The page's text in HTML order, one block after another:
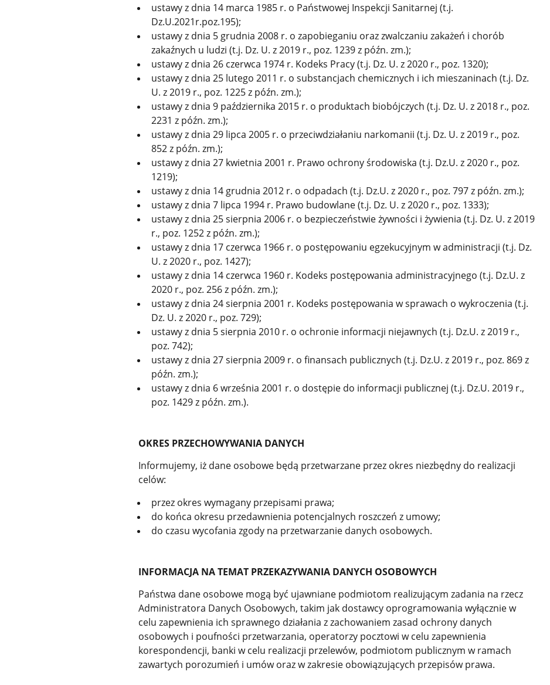
ustawy z dnia 14 marca 1985 r. o Państwowej Inspekcji Sanitarnej (t.j.
Dz.U.2021r.poz.195);
ustawy z dnia 5 grudnia 2008 r. o zapobieganiu oraz zwalczaniu zakażeń i chorób
zakaźnych u ludzi (t.j. Dz. U. z 2019 r., poz. 1239 z późn. zm.);
ustawy z dnia 26 czerwca 1974 r. Kodeks Pracy (t.j. Dz. U. z 2020 r., poz. 1320);
ustawy z dnia 25 lutego 2011 r. o substancjach chemicznych i ich mieszaninach (t.j. Dz.
U. z 2019 r., poz. 1225 z późn. zm.);
ustawy z dnia 9 października 2015 r. o produktach biobójczych (t.j. Dz. U. z 2018 r., poz.
2231 z późn. zm.);
ustawy z dnia 29 lipca 2005 r. o przeciwdziałaniu narkomanii (t.j. Dz. U. z 2019 r., poz.
852 z późn. zm.);
ustawy z dnia 27 kwietnia 2001 r. Prawo ochrony środowiska (t.j. Dz.U. z 2020 r., poz.
1219);
ustawy z dnia 14 grudnia 2012 r. o odpadach (t.j. Dz.U. z 2020 r., poz. 797 z późn. zm.);
ustawy z dnia 7 lipca 1994 r. Prawo budowlane (t.j. Dz. U. z 2020 r., poz. 1333);
ustawy z dnia 25 sierpnia 2006 r. o bezpieczeństwie żywności i żywienia (t.j. Dz. U. z 2019
r., poz. 1252 z późn. zm.);
ustawy z dnia 17 czerwca 1966 r. o postępowaniu egzekucyjnym w administracji (t.j. Dz.
U. z 2020 r., poz. 1427);
ustawy z dnia 14 czerwca 1960 r. Kodeks postępowania administracyjnego (t.j. Dz.U. z
2020 r., poz. 256 z późn. zm.);
ustawy z dnia 24 sierpnia 2001 r. Kodeks postępowania w sprawach o wykroczenia (t.j.
Dz. U. z 2020 r., poz. 729);
ustawy z dnia 5 sierpnia 2010 r. o ochronie informacji niejawnych (t.j. Dz.U. z 2019 r.,
poz. 742);
ustawy z dnia 27 sierpnia 2009 r. o finansach publicznych (t.j. Dz.U. z 2019 r., poz. 869 z
późn. zm.);
ustawy z dnia 6 września 2001 r. o dostępie do informacji publicznej (t.j. Dz.U. 2019 r.,
poz. 1429 z późn. zm.).
OKRES PRZECHOWYWANIA DANYCH
Informujemy, iż dane osobowe będą przetwarzane przez okres niezbędny do realizacji
celów:
przez okres wymagany przepisami prawa;
do końca okresu przedawnienia potencjalnych roszczeń z umowy;
do czasu wycofania zgody na przetwarzanie danych osobowych.
INFORMACJA NA TEMAT PRZEKAZYWANIA DANYCH OSOBOWYCH
Państwa dane osobowe mogą być ujawniane podmiotom realizującym zadania na rzecz
Administratora Danych Osobowych, takim jak dostawcy oprogramowania wyłącznie w
celu zapewnienia ich sprawnego działania z zachowaniem zasad ochrony danych
osobowych i poufności przetwarzania, operatorzy pocztowi w celu zapewnienia
korespondencji, banki w celu realizacji przelewów, podmiotom publicznym w ramach
zawartych porozumień i umów oraz w zakresie obowiązujących przepisów prawa.